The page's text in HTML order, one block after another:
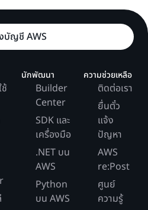
บัญชี AWS
นักพัฒนา
Builder
Center
SDK และ
เครื่องมือ
.NET บน
AWS
Python
บน AWS
ความช่วยเหลือ
ติดต่อเรา
ยื่นตั๋ว
แจ้ง
ปัญหา
AWS
re:Post
ศูนย์
ความรู้